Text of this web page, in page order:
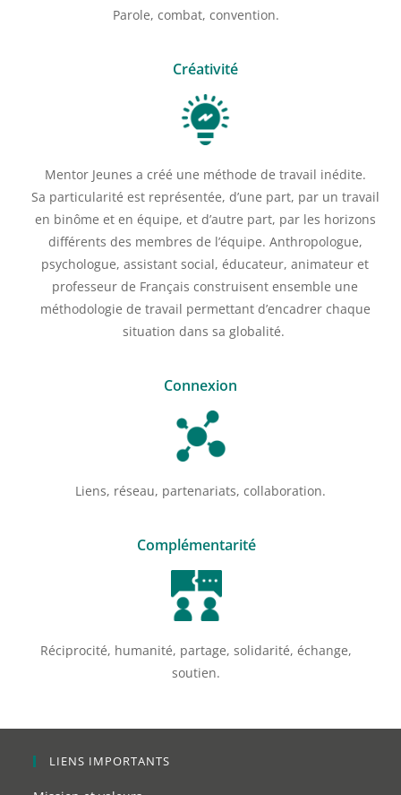
Parole, combat, convention.
Créativité
Mentor Jeunes a créé une méthode de travail inédite.
Sa particularité est représentée, d’une part, par un travail
en binôme et en équipe, et d’autre part, par les horizons
différents des membres de l’équipe. Anthropologue,
psychologue, assistant social, éducateur, animateur et
professeur de Français construisent ensemble une
méthodologie de travail permettant d’encadrer chaque
situation dans sa globalité.
Connexion
Liens, réseau, partenariats, collaboration.
Complémentarité
Réciprocité, humanité, partage, solidarité, échange,
soutien.
LIENS IMPORTANTS